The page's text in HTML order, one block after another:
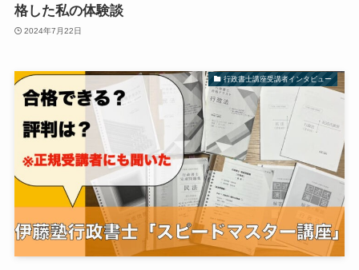
格した私の体験談
2024年7月22日
行政書士講座受講者インタビュー